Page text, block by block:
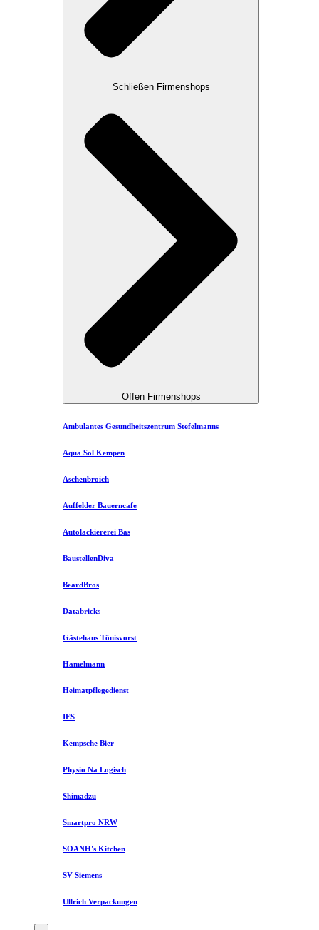
Schließen Firmenshops
Offen Firmenshops
Ambulantes Gesundheitszentrum Stefelmanns
Aqua Sol Kempen
Aschenbroich
Auffelder Bauerncafe
Autolackiererei Bas
BaustellenDiva
BeardBros
Databricks
Gästehaus Tönisvorst
Hamelmann
Heimatpflegedienst
IFS
Kempsche Bier
Physio Na Logisch
Shimadzu
Smartpro NRW
SOANH's Kitchen
SV Siemens
Ullrich Verpackungen